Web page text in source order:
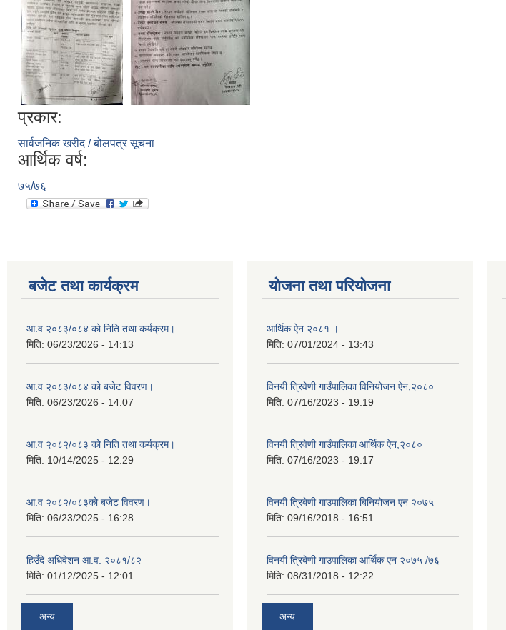
प्रकार:
सार्वजनिक खरीद / बोलपत्र सूचना
आर्थिक वर्ष:
७५/७६
बजेट तथा कार्यक्रम
आ.व २०८३/०८४ को निति तथा कर्यक्रम।
मिति: 06/23/2026 - 14:13
आ.व २०८३/०८४ को बजेट विवरण।
मिति: 06/23/2026 - 14:07
आ.व २०८२/०८३ को निति तथा कर्यक्रम।
मिति: 10/14/2025 - 12:29
आ.व २०८२/०८३को बजेट विवरण।
मिति: 06/23/2025 - 16:28
हिउँदे अधिवेशन आ.व. २०८१/८२
मिति: 01/12/2025 - 12:01
अन्य
योजना तथा परियोजना
आर्थिक ऐन २०८१ ।
मिति: 07/01/2024 - 13:43
विनयी त्रिवेणी गाउँपालिका विनियोजन ऐन,२०८०
मिति: 07/16/2023 - 19:19
विनयी त्रिवेणी गाउँपालिका आर्थिक ऐन,२०८०
मिति: 07/16/2023 - 19:17
विनयी त्रिबेणी गाउपालिका बिनियोजन एन २०७५
मिति: 09/16/2018 - 16:51
विनयी त्रिबेणी गाउपालिका आर्थिक एन २०७५ /७६
मिति: 08/31/2018 - 12:22
अन्य